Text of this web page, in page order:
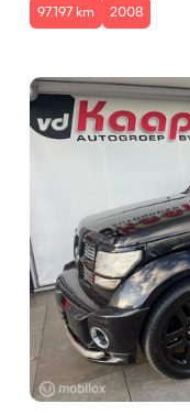
97.197 km 2008